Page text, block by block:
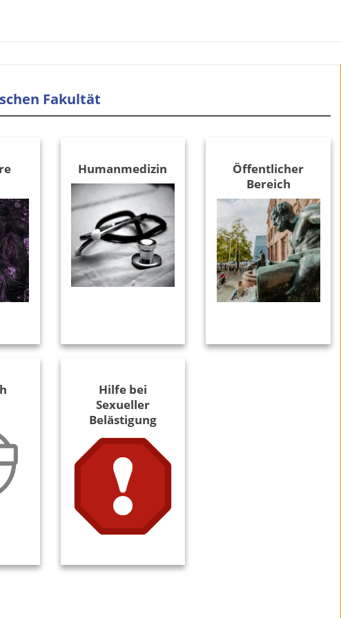
Fakultät
Humanmedizin
Öffentlicher
Bereich
Hilfe bei
Sexueller
Belästigung